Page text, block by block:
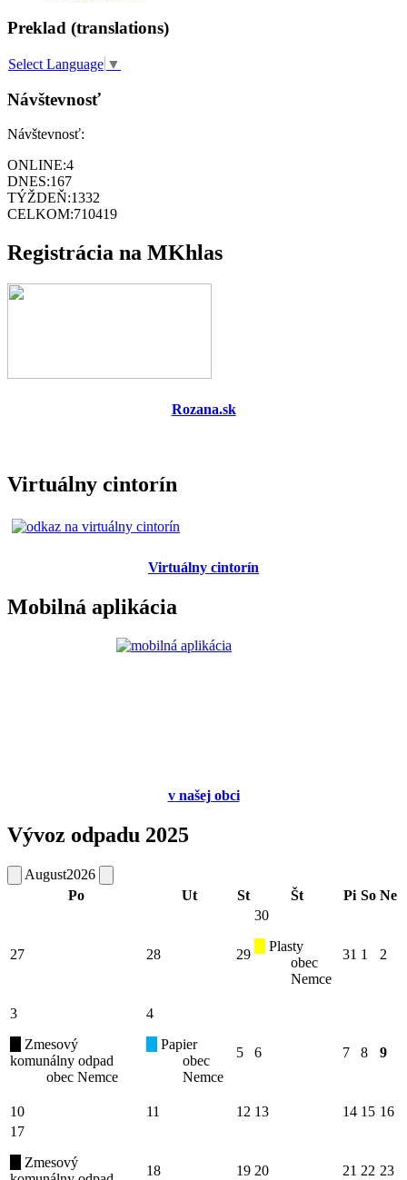
Preklad (translations)
Select Language ▼
Návštevnosť
Návštevnosť:
ONLINE:4
DNES:167
TÝŽDEŇ:1332
CELKOM:710419
Registrácia na MKhlas
Rozana.sk
Virtuálny cintorín
Virtuálny cintorín
Mobilná aplikácia
vnašej obci
Vývoz odpadu 2025
August2026
Po
Ut St Št Pi So Ne
27 28 29
30
Plasty
obec
Nemce
31 1 2
3
Zmesový
komunálny odpad
obec Nemce
4
Papier
obec
Nemce
5 6 7 8 9
10 11 12 13 14 15 16
17
Zmesový
18 19 20 21 22 23